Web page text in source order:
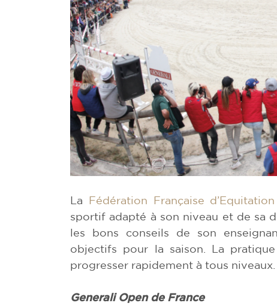
La Fédération Française d’Equitation
sportif adapté à son niveau et de sa
les bons conseils de son
objectifs pour la saison. La
progresser rapidement à tous niveaux.
Generali Open de France